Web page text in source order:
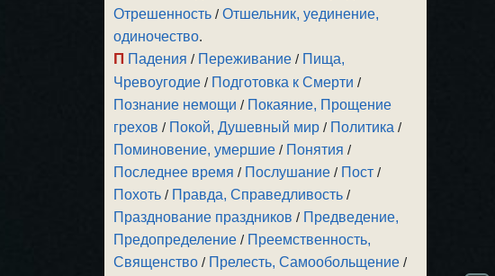
Отрешенность /Отшельник, уединение,
одиночество.
П Падения / Переживание / Пища,
Чревоугодие / Подготовка к Смерти /
Познание немощи / Покаяние, Прощение
грехов / Покой, Душевный мир / Политика /
Поминовение, умершие / Понятия /
Последнее время / Послушание / Пост /
Похоть / Правда, Справедливость /
Празднование праздников / Предведение,
Предопределение / Преемственность,
Священство / Прелесть, Самообольщение /